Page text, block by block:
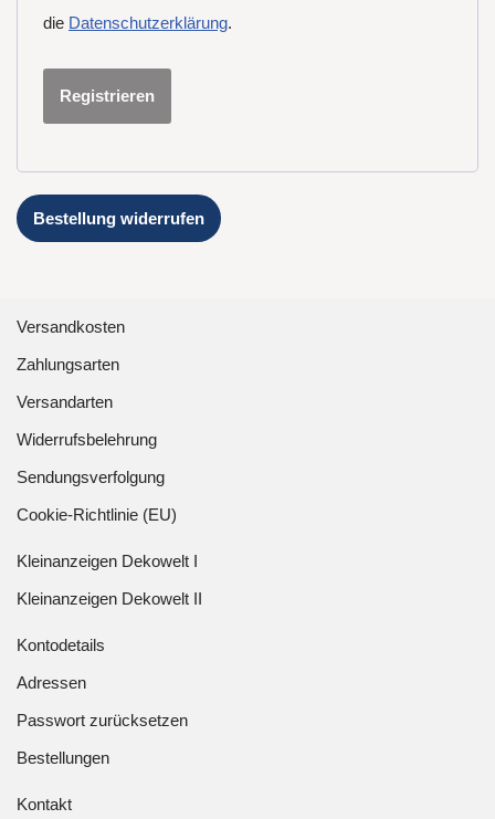
die Datenschutzerklärung.
Registrieren
Bestellung widerrufen
Versandkosten
Zahlungsarten
Versandarten
Widerrufsbelehrung
Sendungsverfolgung
Cookie-Richtlinie (EU)
Kleinanzeigen Dekowelt I
Kleinanzeigen Dekowelt II
Kontodetails
Adressen
Passwort zurücksetzen
Bestellungen
Kontakt